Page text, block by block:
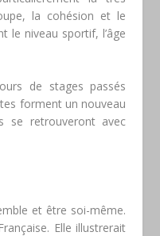
la cohésion et le
le niveau sportif, l’âge
de stages passés
forment un nouveau
se retrouveront avec
et être soi-même.
Elle illustrerait